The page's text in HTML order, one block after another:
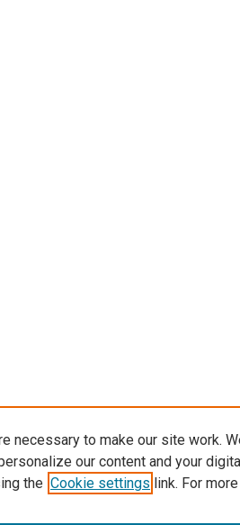
necessary to make our site work.
our content and your
the Cookie settings link. For